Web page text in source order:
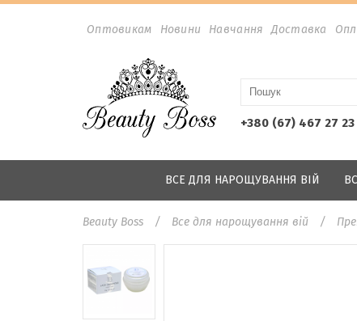
Оптовикам Новини Навчання Доставка
+380 (67) 467 27 23
ВСЕ ДЛЯ НАРОЩУВАННЯ ВІЙ
Beauty Boss Все для нарощування вій